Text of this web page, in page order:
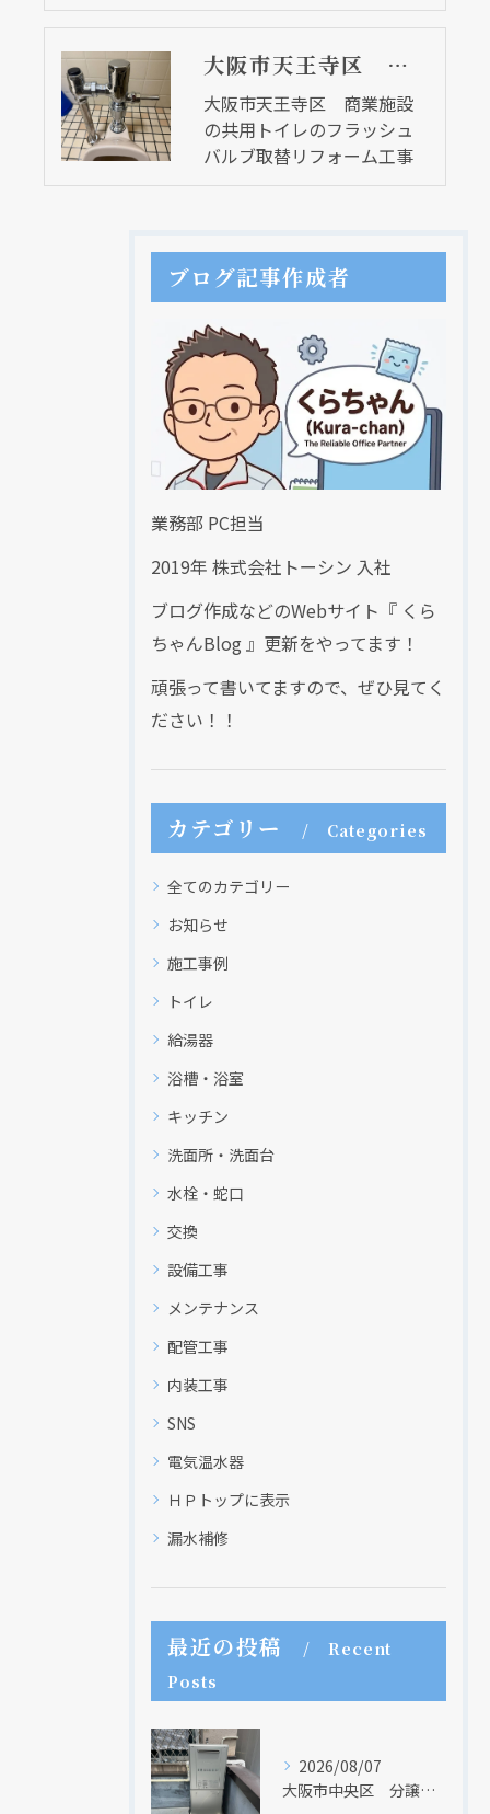
大阪市天王寺区 商業施設の共用トイレのフラッシュバルブ取替リフォーム工事
大阪市天王寺区 商業施設
の共用トイレのフラッシュ
バルブ取替リフォーム工事
ブログ記事作成者
業務部 PC担当
2019年 株式会社トーシン 入社
ブログ作成などのWebサイト『 くら
ちゃんBlog 』更新をやってます！
頑張って書いてますので、ぜひ見てく
ださい！！
カテゴリー Categories
全てのカテゴリー
お知らせ
施工事例
トイレ
給湯器
浴槽・浴室
キッチン
洗面所・洗面台
水栓・蛇口
交換
設備工事
メンテナンス
配管工事
内装工事
SNS
電気温水器
ＨＰトップに表示
漏水補修
最近の投稿
Recent
Posts
2026/08/07
大阪市中央区 分譲マンションの給湯器取替リフォーム工事 UV除菌機能搭載給湯器